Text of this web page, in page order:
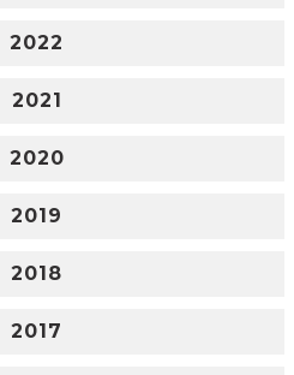
2022
2021
2020
2019
2018
2017